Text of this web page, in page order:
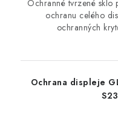
Ochranné tvrzené sklo
ochranu celého
ochranných
Ochrana displeje